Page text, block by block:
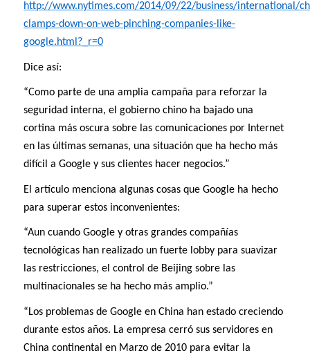
http://www.nytimes.com/2014/09/22/business/international/
clamps-down-on-web-pinching-companies-like-
google.html?_r=0
Dice así:
“Como parte de una amplia campaña para reforzar la
seguridad interna, el gobierno chino ha bajado una
cortina más oscura sobre las comunicaciones por Internet
en las últimas semanas, una situación que ha hecho más
difícil a Google y sus clientes hacer negocios.”
El artículo menciona algunas cosas que Google ha hecho
para superar estos inconvenientes:
“Aun cuando Google y otras grandes compañías
tecnológicas han realizado un fuerte lobby para suavizar
las restricciones, el control de Beijing sobre las
multinacionales se ha hecho más amplio.”
“Los problemas de Google en China han estado creciendo
durante estos años. La empresa cerró sus servidores en
China continental en Marzo de 2010 para evitar la